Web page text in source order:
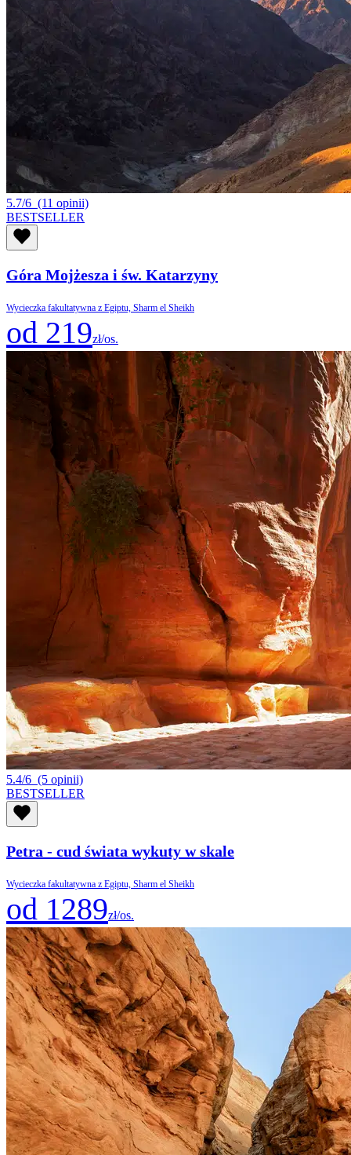
5.7/6 (11 opinii)
BESTSELLER
Góra Mojżesza i św. Katarzyny
Wycieczka fakultatywna z Egiptu, Sharm el Sheikh
od 219zł/os.
5.4/6 (5 opinii)
BESTSELLER
Petra - cud świata wykuty w skale
Wycieczka fakultatywna z Egiptu, Sharm el Sheikh
od 1289zł/os.